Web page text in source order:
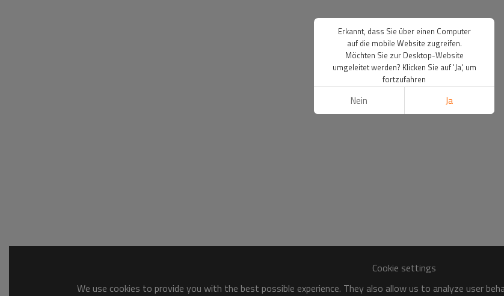
Cookie settings
We use cookies to provide you with the best possible experience. They also allow us to analyze user
Erkannt, dass Sie über einen Computer
auf die mobile Website zugreifen.
Möchten Sie zur Desktop-Website
umgeleitet werden? Klicken Sie auf 'Ja', um
fortzufahren
Nein Ja